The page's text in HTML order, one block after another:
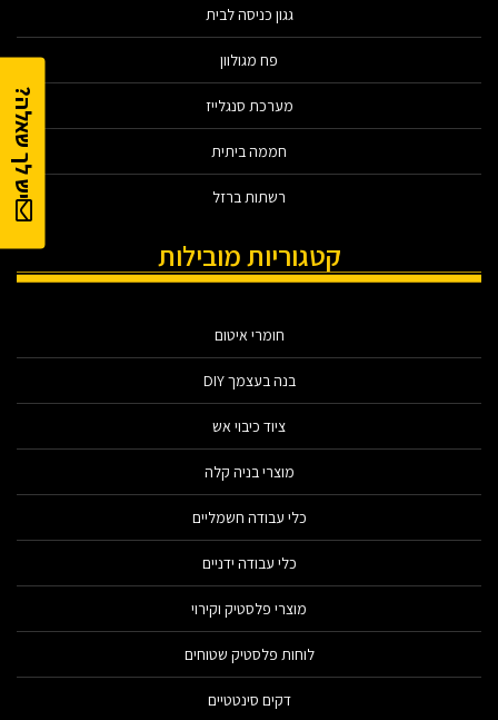
יש לך שאלה?
גגון כניסה לבית
פח מגולוון
מערכת סנגלייז
חממה ביתית
רשתות ברזל
קטגוריות מובילות
חומרי איטום
בנה בעצמך DIY
ציוד כיבוי אש
מוצרי בניה קלה
כלי עבודה חשמליים
כלי עבודה ידניים
מוצרי פלסטיק וקירוי
לוחות פלסטיק שטוחים
דקים סינטטיים